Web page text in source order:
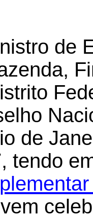
de
de
tendo